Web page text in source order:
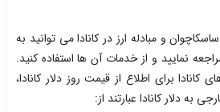
و مبادله ارز در کانادا می توانید به
نمایید و از خدمات آن ها استفاده کنید.
برای اطلاع از قیمت روز دلار کانادا،
به دلار کانادا عبارتند از: